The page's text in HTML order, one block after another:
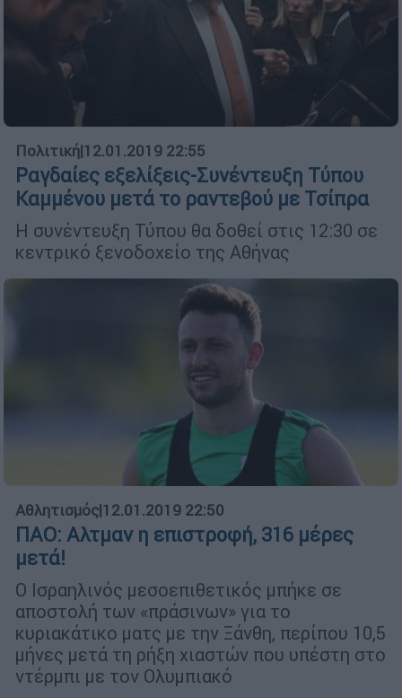
Πολιτική|12.01.2019 22:55
Ραγδαίες εξελίξεις-Συνέντευξη Τύπου
Καμμένου μετά το ραντεβού με Τσίπρα
Η συνέντευξη Τύπου θα δοθεί στις 12:30 σε
κεντρικό ξενοδοχείο της Αθήνας
Αθλητισμός|12.01.2019 22:50
ΠΑΟ: Αλτμαν η επιστροφή, 316 μέρες
μετά!
Ο Ισραηλινός μεσοεπιθετικός μπήκε σε
αποστολή των «πράσινων» για το
κυριακάτικο ματς με την Ξάνθη, περίπου 10,5
μήνες μετά τη ρήξη χιαστών που υπέστη στο
ντέρμπι με τον Ολυμπιακό